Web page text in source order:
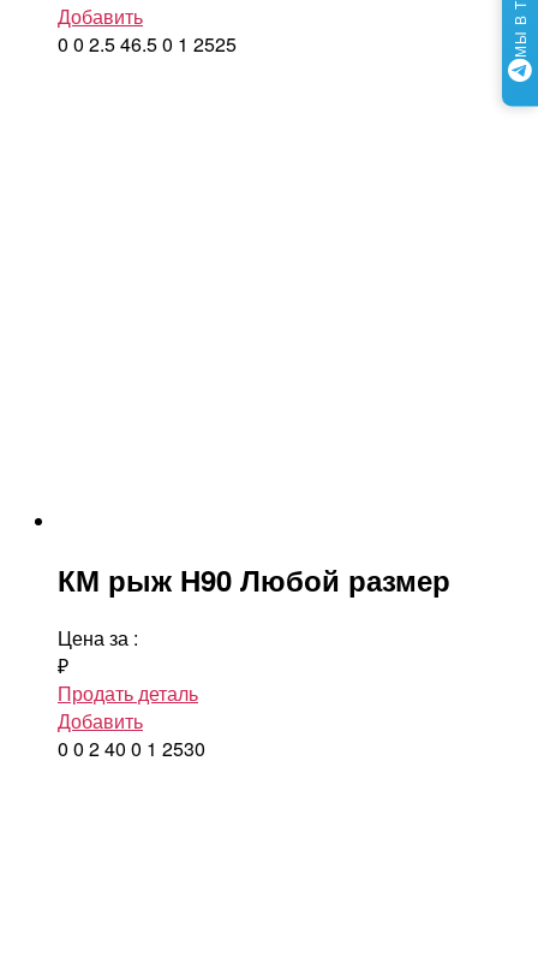
Добавить
0 0 2.546.50 1 2525
КМ рыж Н90 Любой размер
Цена за :
₽
Продать деталь
Добавить
0 0 240 0 1 2530